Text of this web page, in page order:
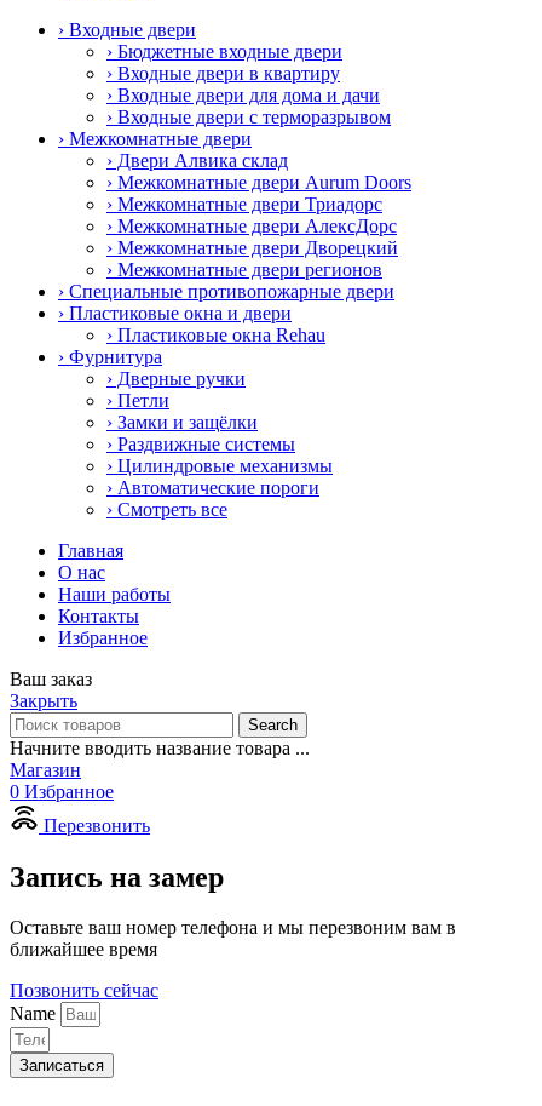
› Входные двери
› Бюджетные входные двери
› Входные двери в квартиру
› Входные двери для дома и дачи
› Входные двери с терморазрывом
› Межкомнатные двери
› Двери Алвика склад
› Межкомнатные двери Aurum Doors
› Межкомнатные двери Триадорс
› Межкомнатные двери АлексДорс
› Межкомнатные двери Дворецкий
› Межкомнатные двери регионов
› Специальные противопожарные двери
› Пластиковые окна и двери
› Пластиковые окна Rehau
› Фурнитура
› Дверные ручки
› Петли
› Замки и защёлки
› Раздвижные системы
› Цилиндровые механизмы
› Автоматические пороги
› Смотреть все
Главная
О нас
Наши работы
Контакты
Избранное
Ваш заказ
Закрыть
Search
Начните вводить название товара ...
Магазин
0 Избранное
Перезвонить
Запись на замер
Оставьте ваш номер телефона и мы перезвоним вам в
ближайшее время
Позвонить сейчас
Name
Записаться